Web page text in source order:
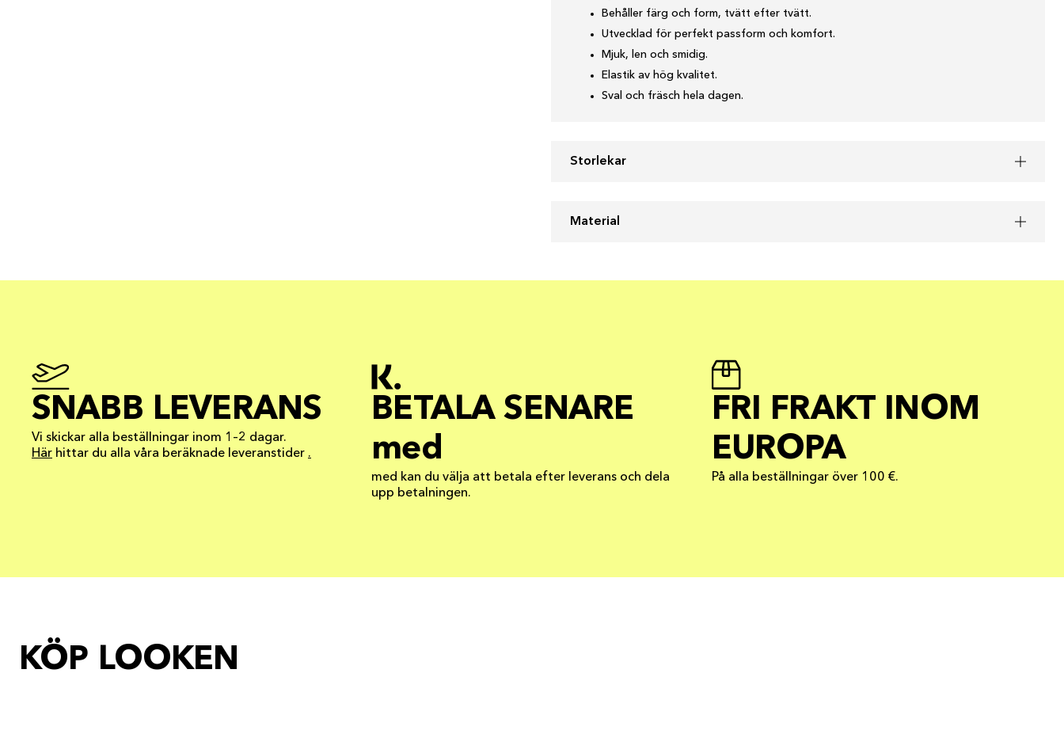
Behåller färg och form, tvätt efter tvätt.
Utvecklad för perfekt passform och komfort.
Mjuk, len och smidig.
Elastik av hög kvalitet.
Sval och fräsch hela dagen.
Storlekar
Material
SNABB LEVERANS
Vi skickar alla beställningar inom 1–2 dagar.
Här hittar du alla våra beräknade leveranstider .
BETALA SENARE
med
med kan du välja att betala efter leverans och dela
upp betalningen.
FRI FRAKT INOM
EUROPA
På alla beställningar över 100 €.
KÖP LOOKEN